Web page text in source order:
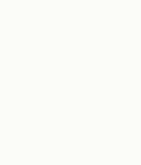
Autres